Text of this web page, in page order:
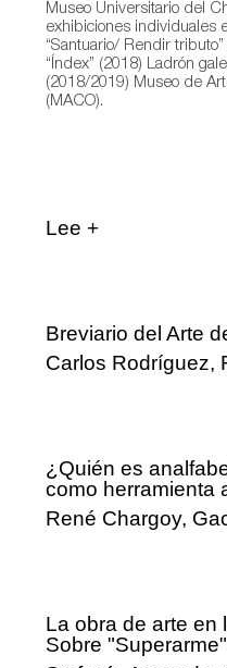
Museo Universitario del
exhibiciones individuales
“Santuario/ Rendir
“Índex” (2018) Ladrón
(2018/2019) Museo de
(MACO).
Lee +
Breviario del Arte
Carlos Rodríguez,
¿Quién es
como herramienta
René Chargoy,
La obra de arte en
Sobre